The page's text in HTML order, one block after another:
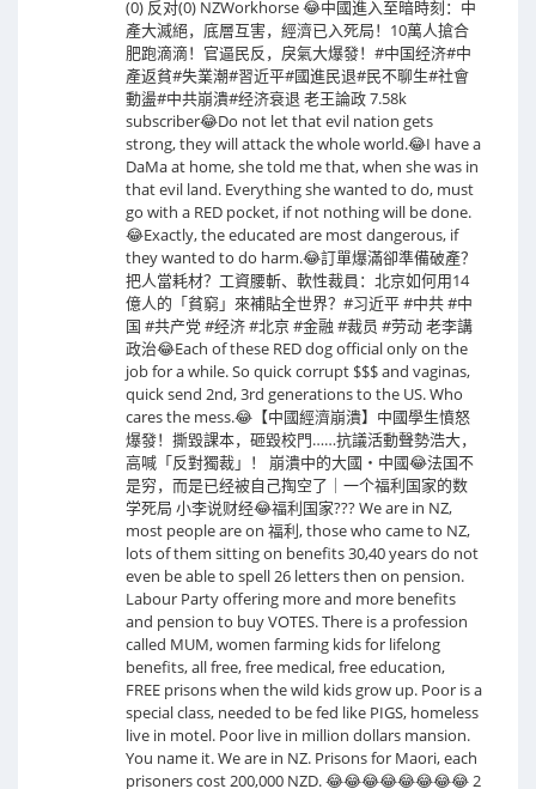
(0) 反对(0) NZWorkhorse 😂中國進入至暗時刻：中
產大滅絕，底層互害，經濟已入死局！10萬人搶合
肥跑滴滴！官逼民反，戾氣大爆發！#中国经济#中
產返貧#失業潮#習近平#國進民退#民不聊生#社會
動盪#中共崩潰#经济衰退 老王論政 7.58k
subscriber😂Do not let that evil nation gets
strong, they will attack the whole world.😂I have a
DaMa at home, she told me that, when she was in
that evil land. Everything she wanted to do, must
go with a RED pocket, if not nothing will be done.
😂Exactly, the educated are most dangerous, if
they wanted to do harm.😂訂單爆滿卻準備破產？
把人當耗材？工資腰斬、軟性裁員：北京如何用14
億人的「貧窮」來補貼全世界？#习近平 #中共 #中
国 #共产党 #经济 #北京 #金融 #裁员 #劳动 老李講
政治😂Each of these RED dog official only on the
job for a while. So quick corrupt $$$ and vaginas,
quick send 2nd, 3rd generations to the US. Who
cares the mess.😂【中國經濟崩潰】中國學生憤怒
爆發！撕毀課本，砸毀校門……抗議活動聲勢浩大，
高喊「反對獨裁」！ 崩潰中的大國・中國😂法国不
是穷，而是已经被自己掏空了｜一个福利国家的数
学死局 小李说财经😂福利国家??? We are in NZ,
most people are on 福利, those who came to NZ,
lots of them sitting on benefits 30,40 years do not
even be able to spell 26 letters then on pension.
Labour Party offering more and more benefits
and pension to buy VOTES. There is a profession
called MUM, women farming kids for lifelong
benefits, all free, free medical, free education,
FREE prisons when the wild kids grow up. Poor is a
special class, needed to be fed like PIGS, homeless
live in motel. Poor live in million dollars mansion.
You name it. We are in NZ. Prisons for Maori, each
prisoners cost 200,000 NZD. 😂😂😂😂😂😂😂😂 2